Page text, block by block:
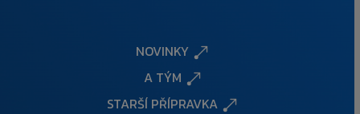
NOVINKY
A TÝM
STARŠÍ PŘÍPRAVKA